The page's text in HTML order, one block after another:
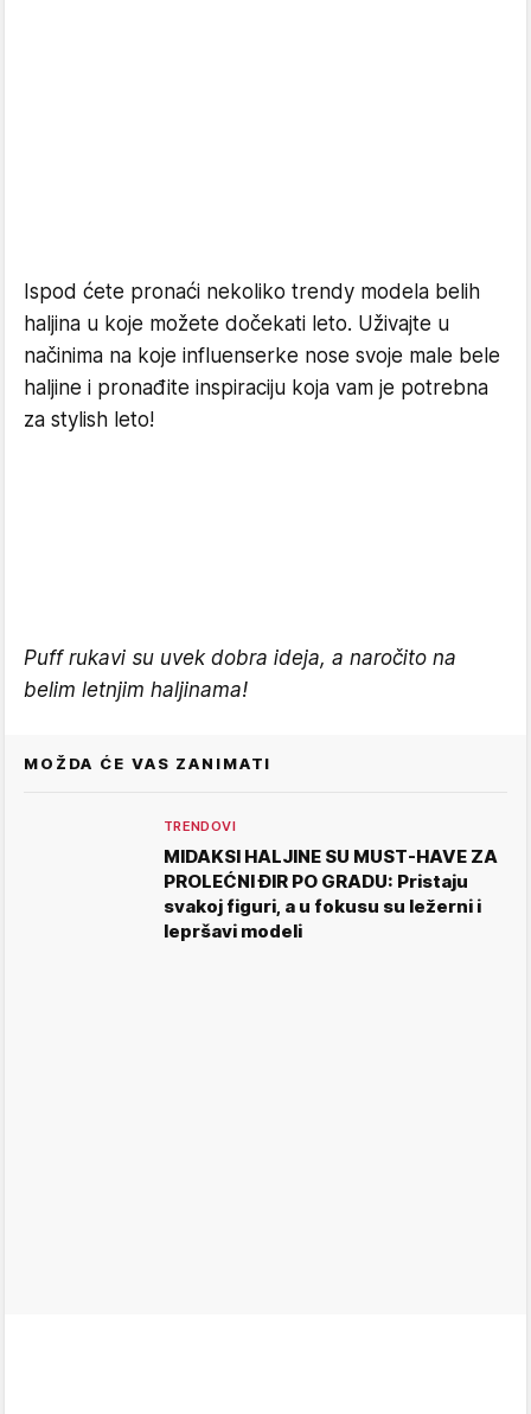
Ispod ćete pronaći nekoliko trendy modela belih
haljina u koje možete dočekati leto. Uživajte u
načinima na koje influenserke nose svoje male bele
haljine i pronađite inspiraciju koja vam je potrebna
za stylish leto!
Puff rukavi su uvek dobra ideja, a naročito na
belim letnjim haljinama!
MOŽDA ĆE VAS ZANIMATI
TRENDOVI
MIDAKSI HALJINE SU MUST-HAVE ZA
PROLEĆNI ĐIR PO GRADU: Pristaju
svakoj figuri, a u fokusu su ležerni i
lepršavi modeli